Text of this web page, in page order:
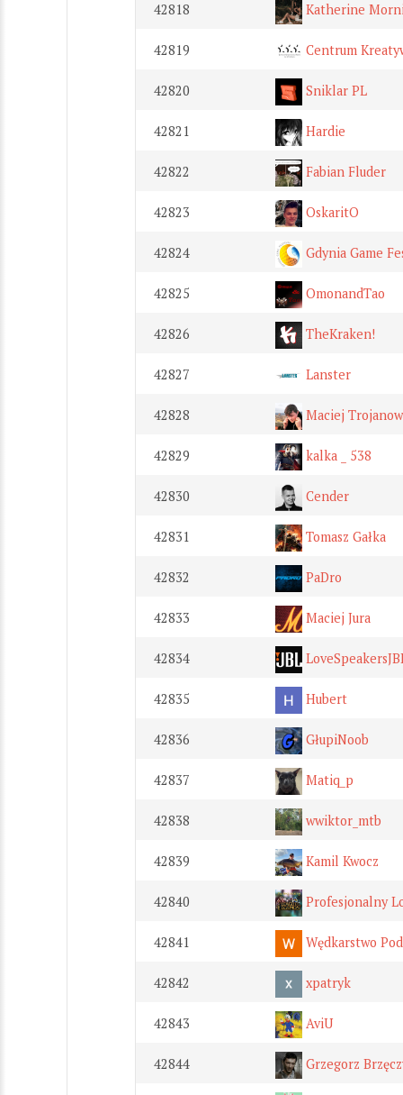
42818 Katherine
42819 Centrum
42820 Sniklar PL
42821 Hardie
42822 Fabian Fluder
42823 OskaritO
42824 Gdynia Game
42825 OmonandTao
42826 TheKraken!
42827 Lanster
42828 Maciej
42829 kalka _ 538
42830 Cender
42831 Tomasz Gałka
42832 PaDro
42833 Maciej Jura
42834
42835 Hubert
42836 GłupiNoob
42837 Matiq_p
42838 wwiktor_mtb
42839 Kamil Kwocz
42840 Profesjonalny
42841 Wędkarstwo
42842 xpatryk
42843 AviU
42844 Grzegorz